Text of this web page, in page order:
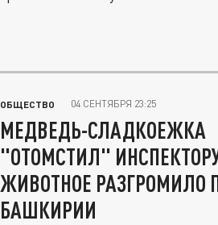
ОБЩЕСТВО 04 СЕНТЯБРЯ 23:25
МЕДВЕДЬ-СЛАДКОЕЖКА
"ОТОМСТИЛ"
ЖИВОТНОЕ РАЗГРОМИЛО
БАШКИРИИ